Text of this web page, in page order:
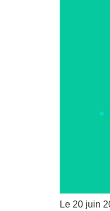
Le 20 juin